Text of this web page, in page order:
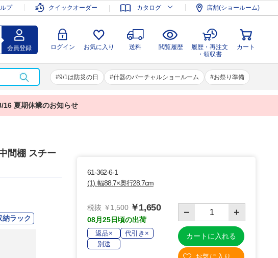
プ クイックオーダー カタログ 店舗(ショールーム)
会員登録 ログイン お気に入り 送料 閲覧履歴
履歴・再注文
・領収書
カート
9/1は防災の日 什器のバーチャルショールーム お祭り準備
会員登録 ログイン お気に入り 送料 閲覧履歴
履歴・再注文
・領収書
カート
16 夏期休業のお知らせ
間棚 スチー
納ラック
61-362-6-1
(1). 幅88.7×奥行28.7cm
税抜 ￥1,500 ￥1,650
08月25日頃の出荷
返品×
代引き×
別送
カートに入れる